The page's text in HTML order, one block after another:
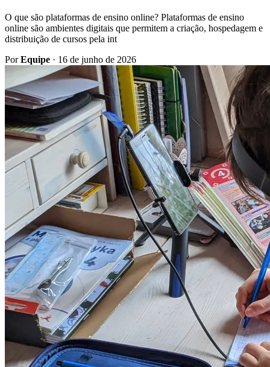
O que são plataformas de ensino online? Plataformas de ensino
online são ambientes digitais que permitem a criação, hospedagem e
distribuição de cursos pela int
PorEquipe · 16 de junho de 2026